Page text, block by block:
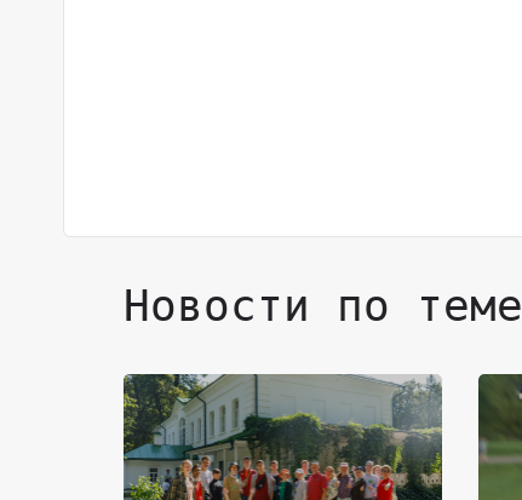
Новости по теме